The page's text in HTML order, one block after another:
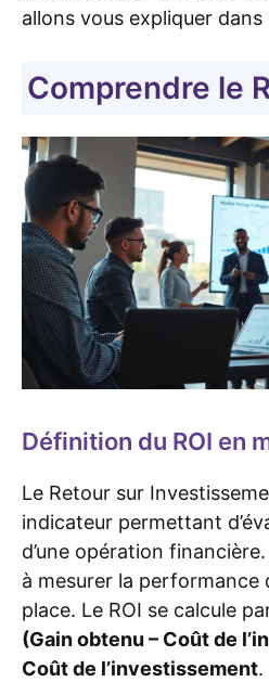
allons vous expliquer
Comprendre le
Définition du ROI en
Le Retour sur
indicateur permettant
d’une opération
à mesurer la performance
place. Le ROI se calcule
(Gain obtenu – Coût de
Coût de l’investissement.